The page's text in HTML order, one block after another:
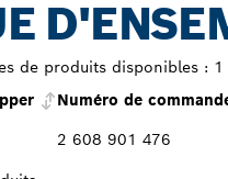
de produits disponibles : 1
Numéro de
2 608 901 476